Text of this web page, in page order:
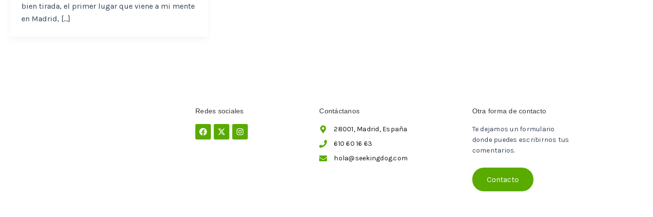
bien tirada, el primer lugar que viene a mi mente
en Madrid, […]
Redes sociales
Facebook
X-
twitter
Instagram
Contáctanos
28001, Madrid, España
610 60 16 63
hola@seekingdog.com
Otra forma de contacto
Te dejamos un formulario
donde puedes escribirnos tus
comentarios.
Contacto